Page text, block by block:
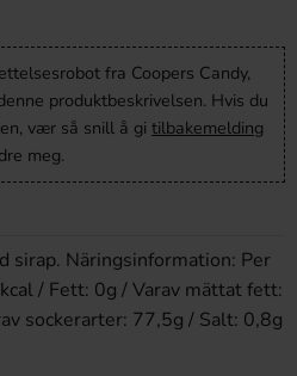
fra Coopers Candy,
produktbeskrivelsen. Hvis du
vær så snill å gi tilbakemelding
meg.
sirap. Näringsinformation: Per
/ Fett: 0g / Varav mättat fett:
sockerarter: 77,5g / Salt: 0,8g